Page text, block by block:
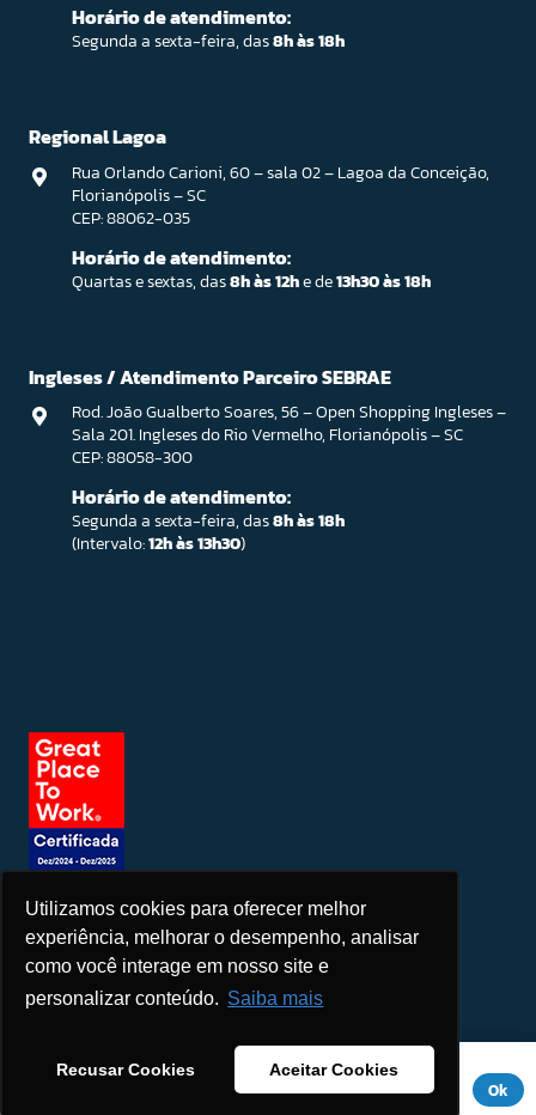
Utilizamos cookies para oferecer melhor
experiência, melhorar o desempenho, analisar
como você interage em nosso site e
personalizar conteúdo. Saiba mais
Recusar Cookies Aceitar Cookies
Horário de atendimento:
Segunda a sexta-feira, das8h às 18h
Regional Lagoa
Rua Orlando Carioni, 60 – sala 02 – Lagoa da Conceição,
Florianópolis – SC
CEP: 88062-035
Horário de atendimento:
Quartas e sextas, das8h às 12he de13h30 às 18h
Ingleses / Atendimento Parceiro SEBRAE
Rod. João Gualberto Soares, 56 – Open Shopping Ingleses –
Sala 201. Ingleses do Rio Vermelho, Florianópolis – SC
CEP: 88058-300
Horário de atendimento:
Segunda a sexta-feira, das8h às 18h
(Intervalo:12h às 13h30)
Seja um patrocinador
Este site usa cookies para melhorar sua experiência. Se você
continuar a usar este site, você concorda com ele.Aviso de
Ok